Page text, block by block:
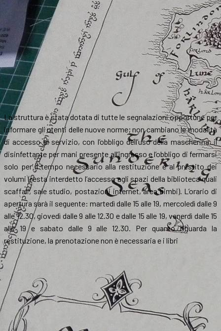
La struttura è stata dotata di tutte le segnalazioni opportune per
informare gli utenti delle nuove norme; non cambiano le modalità
di accesso al servizio, con l’obbligo dell’uso della mascherina, il
disinfettante per mani presente all’ingresso e l’obbligo di fermarsi
solo per il tempo necessario alla restituzione e al prestito dei
volumi (resta interdetto l’accesso agli spazi della biblioteca quali
scaffali, sale studio, postazioni internet, area bimbi). L’orario di
apertura sarà il seguente: martedì dalle 15 alle 19, mercoledì dalle 9
alle 12.30, giovedì dalle 9 alle 12.30 e dalle 15 alle 19, venerdì dalle 15
alle 19 e sabato dalle 9 alle 12.30. Per quanto riguarda la
restituzione, la prenotazione non è necessaria e i libri